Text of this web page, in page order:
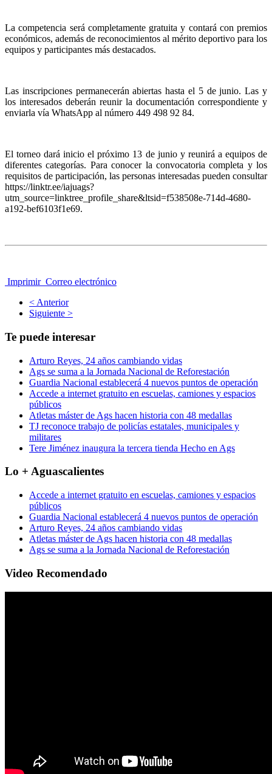
La competencia será completamente gratuita y contará con premios
económicos, además de reconocimientos al mérito deportivo para los
equipos y participantes más destacados.
Las inscripciones permanecerán abiertas hasta el 5 de junio. Las y
los interesados deberán reunir la documentación correspondiente y
enviarla vía WhatsApp al número 449 498 92 84.
El torneo dará inicio el próximo 13 de junio y reunirá a equipos de
diferentes categorías. Para conocer la convocatoria completa y los
requisitos de participación, las personas interesadas pueden consultar
https://linktr.ee/iajuags?
utm_source=linktree_profile_share&ltsid=f538508e-714d-4680-
a192-bef6103f1e69.
Imprimir Correo electrónico
< Anterior
Siguiente >
Te puede interesar
Arturo Reyes, 24 años cambiando vidas
Ags se suma a la Jornada Nacional de Reforestación
Guardia Nacional establecerá 4 nuevos puntos de operación
Accede a internet gratuito en escuelas, camiones y espacios
públicos
Atletas máster de Ags hacen historia con 48 medallas
TJ reconoce trabajo de policías estatales, municipales y
militares
Tere Jiménez inaugura la tercera tienda Hecho en Ags
Lo + Aguascalientes
Accede a internet gratuito en escuelas, camiones y espacios
públicos
Guardia Nacional establecerá 4 nuevos puntos de operación
Arturo Reyes, 24 años cambiando vidas
Atletas máster de Ags hacen historia con 48 medallas
Ags se suma a la Jornada Nacional de Reforestación
Video Recomendado